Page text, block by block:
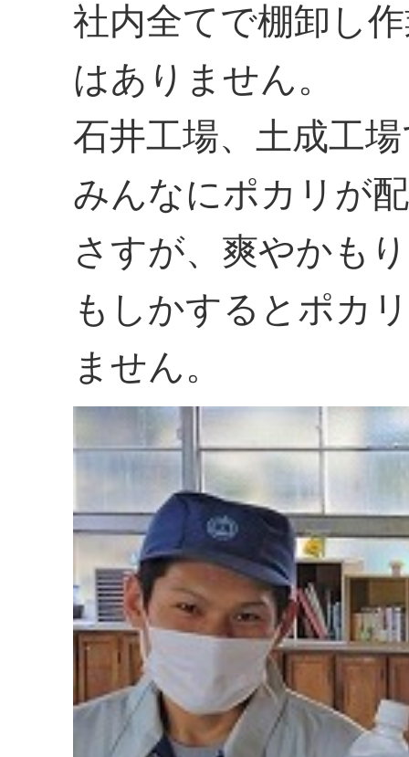
社内全てで棚卸し
はありません。
石井工場、土成工
みんなにポカリが
さすが、爽やかも
もしかするとポカ
ません。